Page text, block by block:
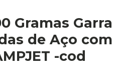
Gramas Garra
de Aço com
-cod